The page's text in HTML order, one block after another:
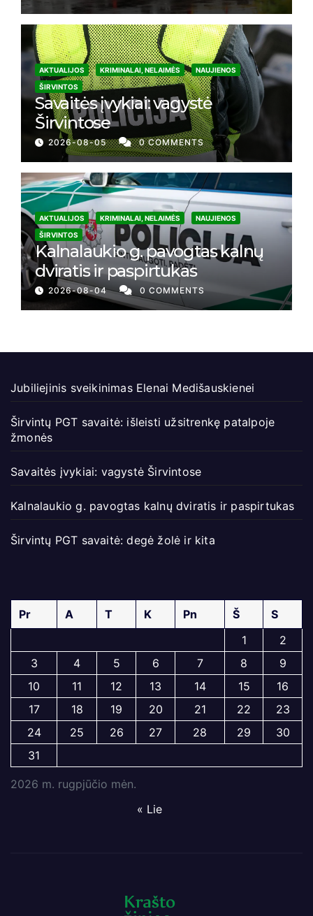
AKTUALIJOS KRIMINALAI, NELAIMĖS
NAUJIENOS
ŠIRVINTOS
Savaitės įvykiai: vagystė
Širvintose
2026-08-05 0 COMMENTS
AKTUALIJOS KRIMINALAI, NELAIMĖS
NAUJIENOS
ŠIRVINTOS
Kalnalaukio g. pavogtas kalnų
dviratis ir paspirtukas
2026-08-04 0 COMMENTS
Jubiliejinis sveikinimas Elenai Medišauskienei
Širvintų PGT savaitė: išleisti užsitrenkę patalpoje
žmonės
Savaitės įvykiai: vagystė Širvintose
Kalnalaukio g. pavogtas kalnų dviratis ir paspirtukas
Širvintų PGT savaitė: degė žolė ir kita
2026 m. rugpjūčio mėn.
Pr A T K Pn Š
S
1
2
3
4 5 6 7 8
9
10
11 12 13 14 15
16
17
18 19 20 21 22
23
24
25 26 27 28 29
30
31
« Lie